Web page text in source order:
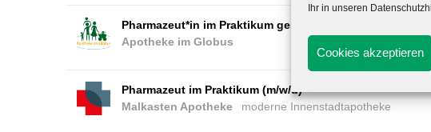
Ihr in unseren
Cookies akzeptieren
Pharmazeut*in im Praktikum gesucht
Apotheke im Globus
Pharmazeut im Praktikum (m/w/d)
Malkasten Apotheke
moderne Innenstadtapotheke